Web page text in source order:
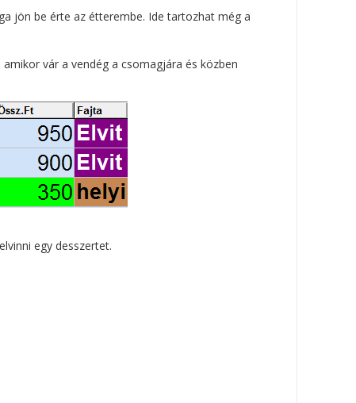
jön be érte az étterembe. Ide tartozhat még a
vár a vendég a csomagjára és közben
egy desszertet.